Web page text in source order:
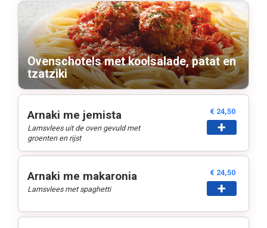
Ovenschotels met koolsalade, patat en
tzatziki
Arnaki me jemista
Lamsvlees uit de oven gevuld met
groenten en rijst
€ 24,50
+
Arnaki me makaronia
Lamsvlees met spaghetti
€ 24,50
+